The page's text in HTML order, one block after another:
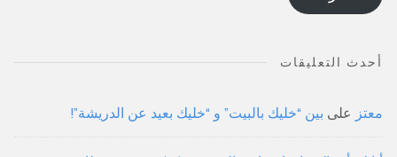
أحدث التعليقات
معتز على بين “خليك بالبيت” و “خليك بعيد عن الدريشة”!